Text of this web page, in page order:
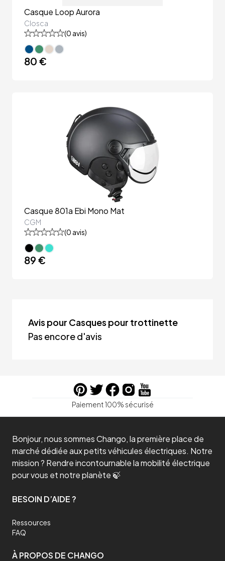
Casque Loop Aurora
Closca
(0 avis)
80 €
Casque 801a Ebi Mono Mat
CGM
(0 avis)
89 €
Avis pour Casques pour trottinette
Pas encore d'avis
Paiement 100% sécurisé
Bonjour, nous sommes Chango, la première place de
marché dédiée aux petits véhicules électriques. Notre
mission ? Rendre incontournable la mobilité électrique
pour vous et notre planète 🍃
BESOIN D’AIDE ?
Ressources
FAQ
À PROPOS DE CHANGO